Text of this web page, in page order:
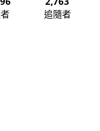
追隨者